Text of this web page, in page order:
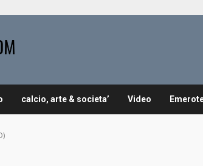
calcio, arte & societa’ Video